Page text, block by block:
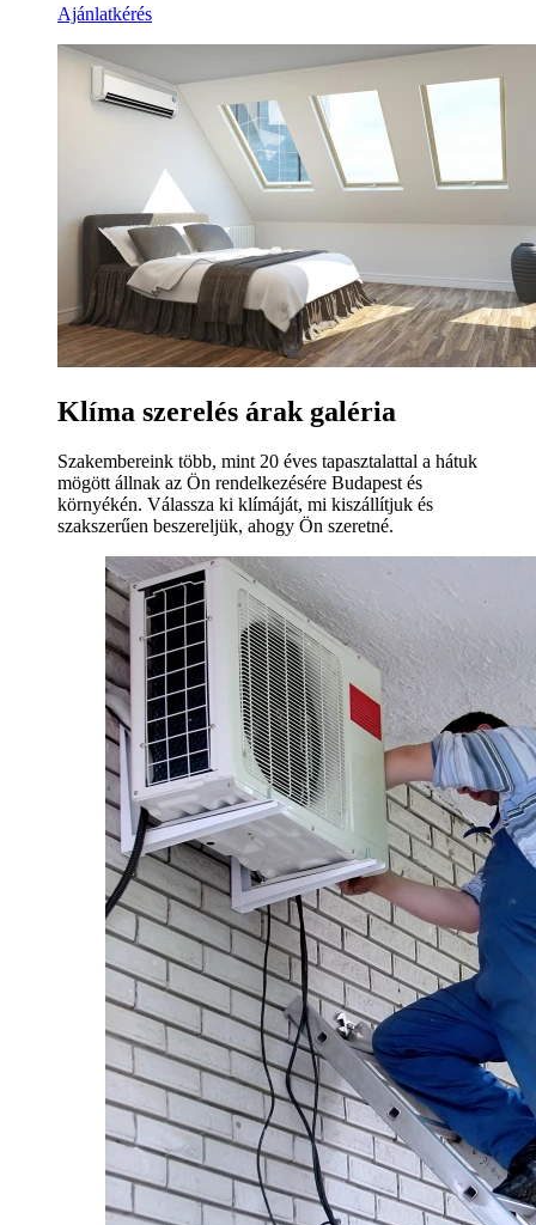
Ajánlatkérés
Klíma szerelés árak galéria
Szakembereink több, mint 20 éves tapasztalattal a hátuk
mögött állnak az Ön rendelkezésére Budapest és
környékén. Válassza ki klímáját, mi kiszállítjuk és
szakszerűen beszereljük, ahogy Ön szeretné.